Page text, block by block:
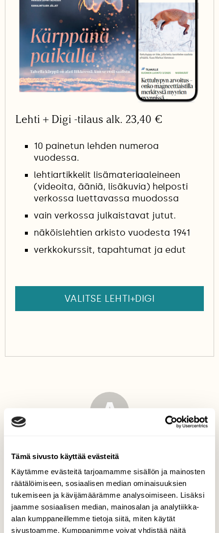
Tämä sivusto käyttää evästeitä
Käytämme evästeitä tarjoamamme sisällön ja mainosten
räätälöimiseen, sosiaalisen median ominaisuuksien
tukemiseen ja kävijämäärämme analysoimiseen. Lisäksi
jaamme sosiaalisen median, mainosalan ja analytiikka-
alan kumppaneillemme tietoja siitä, miten käytät
sivustoamme. Kumppanimme voivat yhdistää näitä
Lehti + Digi -tilaus alk. 23,40 €
10 painetun lehden numeroa
vuodessa.
lehtiartikkelit lisämateriaaleineen
(videoita, ääniä, lisäkuvia) helposti
verkossa luettavassa muodossa
vain verkossa julkaistavat jutut.
näköislehtien arkisto vuodesta 1941
verkkokurssit, tapahtumat ja edut
VALITSE LEHTI+DIGI
A
Aura Koivisto
S